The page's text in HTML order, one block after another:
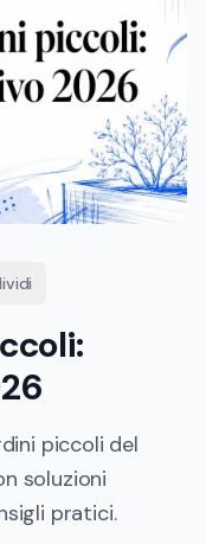
piccoli del
soluzioni
pratici.